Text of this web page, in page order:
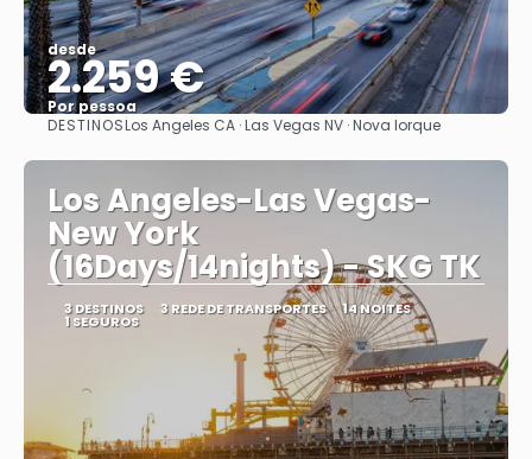
desde
2.259 €
Por pessoa
Vejo
DESTINOSLos Angeles CA · Las Vegas NV · Nova Iorque
Los Angeles-Las Vegas-
New York
(16Days/14nights) - SKG TK
3 DESTINOS 3 REDE DE TRANSPORTES 14 NOITES
1 SEGUROS